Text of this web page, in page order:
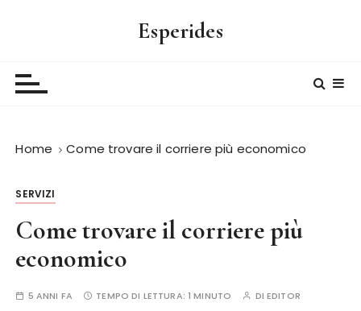
Esperides
Home Come trovare il corriere più economico
SERVIZI
Come trovare il corriere più
economico
5 ANNI FA TEMPO DI LETTURA:1 MINUTO DI EDITOR